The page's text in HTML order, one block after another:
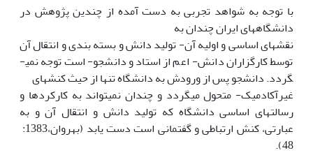
با توجه به شواهد تجربی به دست آمده از چندین پژوهش در
دانشگاه­های ایران چندان به
نقش­های اساسی و اولیه آن- تولید دانش و بسته بندی و انتقال آن
توسط کارگزاران دانش- اعم از استاد و دانشجو- است توجه نمی­
گردد. دانشجو پس از ورودش به دانشگاه تنها از حیث کنشهای
غیر­آکادمیک- متحول می­گردد و چندان نمی­تواند به کارکرد­ها و
رسالت­های اساسی دانشگاه که تولید دانش و انتقال آن و به
عبارتی، کنش ارتباطی و گفتمانی است دست یابد (بهروان،1383:
48).